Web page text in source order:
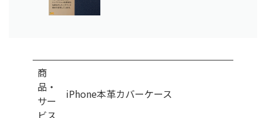
商
品・
サー
iPhone本革カバーケース